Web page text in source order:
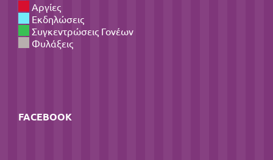
Αργίες
Εκδηλώσεις
Συγκεντρώσεις Γονέων
Φυλάξεις
FACEBOOK